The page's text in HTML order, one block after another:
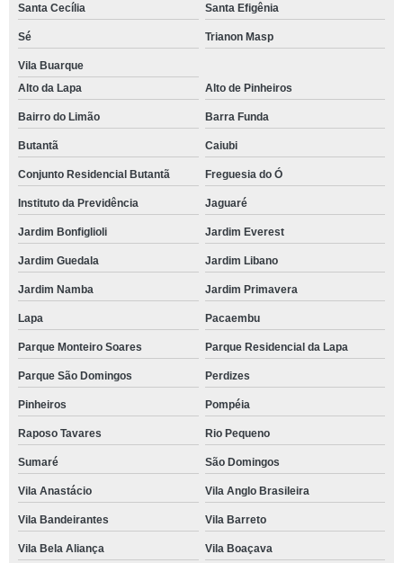
Santa Cecília Santa Efigênia
Sé Trianon Masp
Vila Buarque
Alto da Lapa
Alto de Pinheiros
Bairro do Limão Barra Funda
Butantã Caiubi
Conjunto Residencial Butantã Freguesia do Ó
Instituto da Previdência Jaguaré
Jardim Bonfiglioli Jardim Everest
Jardim Guedala Jardim Libano
Jardim Namba Jardim Primavera
Lapa Pacaembu
Parque Monteiro Soares Parque Residencial da Lapa
Parque São Domingos Perdizes
Pinheiros Pompéia
Raposo Tavares Rio Pequeno
Sumaré São Domingos
Vila Anastácio Vila Anglo Brasileira
Vila Bandeirantes Vila Barreto
Vila Bela Aliança Vila Boaçava